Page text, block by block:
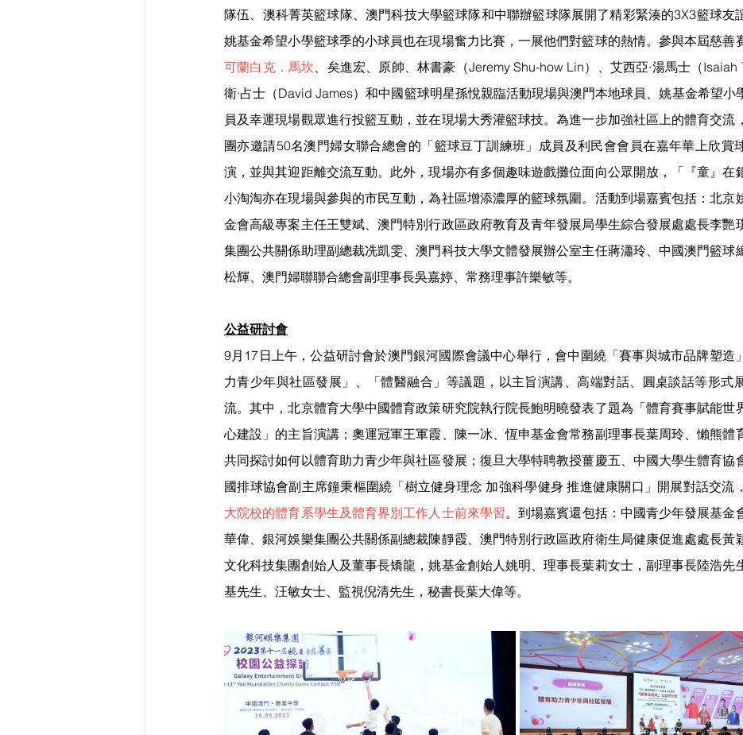
隊伍、澳科菁英籃球隊、澳門科技大學籃球隊和中聯辦籃球隊展開了精彩緊湊的3X3籃球友
姚基金希望小學籃球季的小球員也在現場奮力比賽，一展他們對籃球的熱情。參與本屆慈善
可蘭白克．馬坎 、矣進宏、原帥、林書豪（Jeremy Shu-how Lin）、艾西亞·湯馬士（Isaiah
衛·占士（David James）和中國籃球明星孫悅親臨活動現場與澳門本地球員、姚基金希望小
員及幸運現場觀眾進行投籃互動，並在現場大秀灌籃球技。為進一步加強社區上的體育交流
團亦邀請50名澳門婦女聯合總會的「籃球豆丁訓練班」成員及利民會會員在嘉年華上欣賞
演，並與其迎距離交流互動。此外，現場亦有多個趣味遊戲攤位面向公眾開放，「『童』在
小淘淘亦在現場與參與的市民互動，為社區增添濃厚的籃球氛圍。活動到場嘉賓包括：北京
金會高級專案主任王雙斌、澳門特別行政區政府教育及青年發展局學生綜合發展處處長李艷
集團公共關係助理副總裁冼凱雯、澳門科技大學文體發展辦公室主任蔣瀟玲、中國澳門籃球
松輝、澳門婦聯聯合總會副理事長吳嘉婷、常務理事許樂敏等。
公益研討會
9月17日上午，公益研討會於澳門銀河國際會議中心舉行，會中圍繞「賽事與城市品牌塑造
力青少年與社區發展」、「體醫融合」等議題，以主旨演講、高端對話、圓桌談話等形式
流。其中，北京體育大學中國體育政策研究院執行院長鮑明曉發表了題為「體育賽事賦能世
心建設」的主旨演講；奧運冠軍王軍霞、陳一冰、恆申基金會常務副理事長葉周玲、懶熊體
共同探討如何以體育助力青少年與社區發展；復旦大學特聘教授薑慶五、中國大學生體育協
國排球協會副主席鐘秉樞圍繞「樹立健身理念 加強科學健身 推進健康關口」開展對話交流，
大院校的體育系學生及體育界別工作人士前來學習。到場嘉賓還包括：中國青少年發展基金
華偉、銀河娛樂集團公共關係副總裁陳靜霞、澳門特別行政區政府衛生局健康促進處處長黃
文化科技集團創始人及董事長矯龍，姚基金創始人姚明、理事長葉莉女士，副理事長陸浩先
基先生、汪敏女士、監視倪清先生，秘書長葉大偉等。